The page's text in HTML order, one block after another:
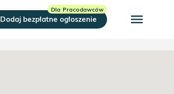
Dodaj bezpłatne ogłoszenie menu